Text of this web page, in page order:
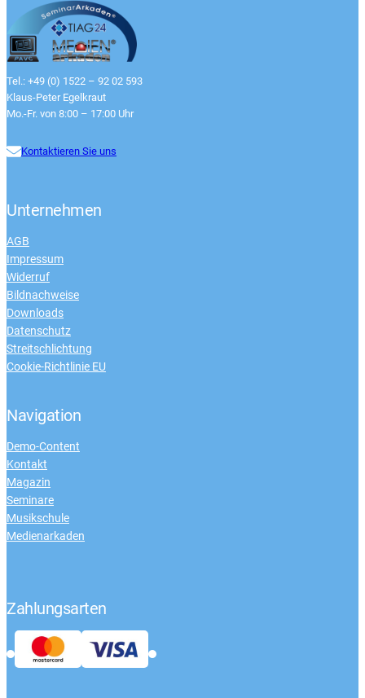
Tel.: +49 (0) 1522 – 92 02 593
Klaus-Peter Egelkraut
Mo.-Fr. von 8:00 – 17:00 Uhr
Kontaktieren Sie uns
Unternehmen
AGB
Impressum
Widerruf
Bildnachweise
Downloads
Datenschutz
Streitschlichtung
Cookie-Richtlinie EU
Navigation
Demo-Content
Kontakt
Magazin
Seminare
Musikschule
Medienarkaden
Zahlungsarten